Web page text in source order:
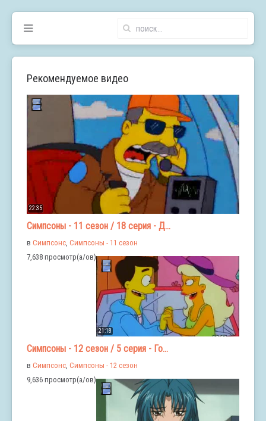
Рекомендуемое видео
22:35
Симпсоны - 11 сезон / 18 серия - Д...
в Симпсонс, Симпсоны - 11 сезон
7,638 просмотр(а/ов)
21:18
Симпсоны - 12 сезон / 5 серия - Го...
в Симпсонс, Симпсоны - 12 сезон
9,636 просмотр(а/ов)